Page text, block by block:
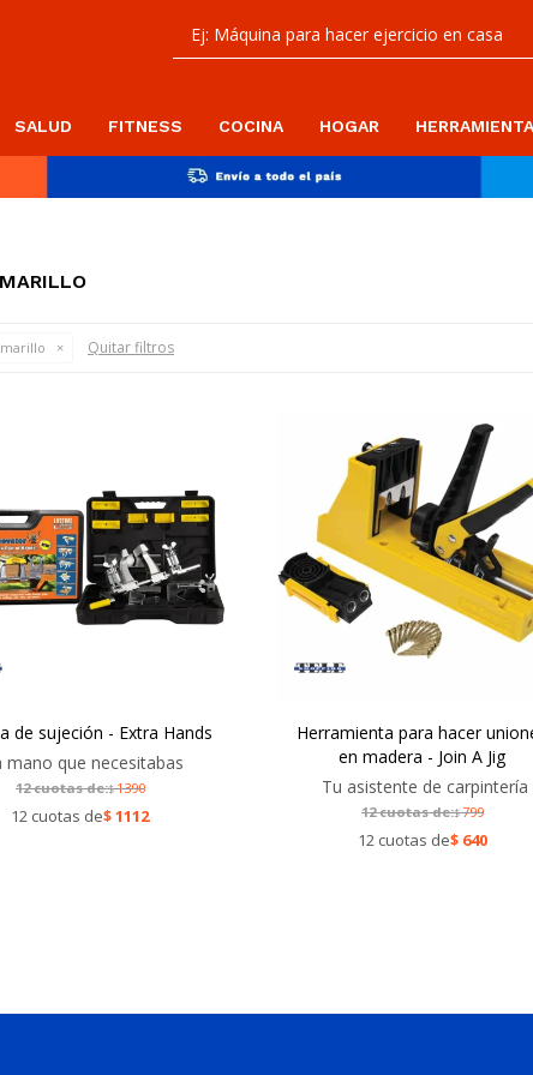
SALUD FITNESS COCINA HOGAR
Quitar filtros
de sujeción - Extra Hands
mano que necesitabas
12 cuotas de:$1390
12 cuotas de$1112
Herramienta para hacer
en madera - Join A Jig
Tu asistente de carpintería
12 cuotas de:$799
12 cuotas de$ 640